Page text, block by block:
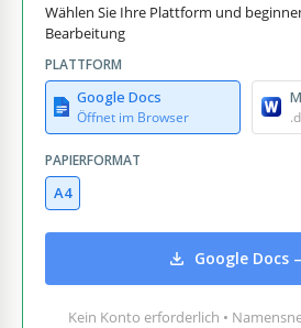
Wählen Sie Ihre Plattform und
Bearbeitung
PLATTFORM
Google Docs
Öffnet im Browser
PAPIERFORMAT
A4
Google Docs
Kein Konto erforderlich •